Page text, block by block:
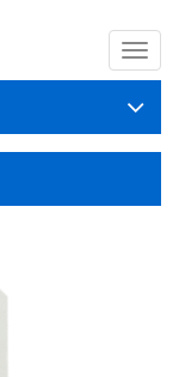
導
覽
列
關